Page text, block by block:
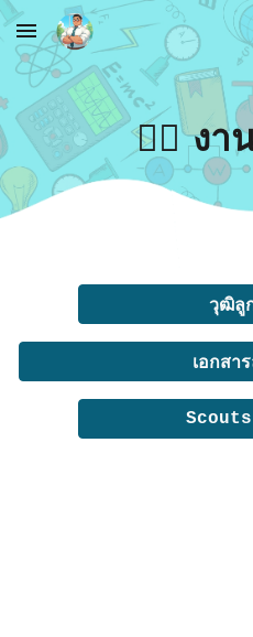
Skip to main content
🚵‍♀️ งา
วุฒิลู
เอกสา